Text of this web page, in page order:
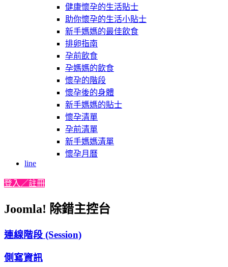
健康懷孕的生活貼士
助你懷孕的生活小貼士
新手媽媽的最佳飲食
排卵指南
孕前飲食
孕媽媽的飲食
懷孕的階段
懷孕後的身體
新手媽媽的貼士
懷孕清單
孕前清單
新手媽媽清單
懷孕月曆
line
登入／註冊
Joomla! 除錯主控台
連線階段 (Session)
側寫資訊